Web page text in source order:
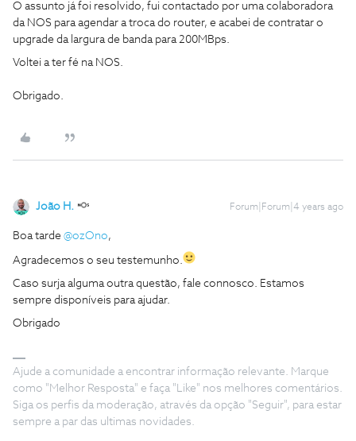
O assunto já foi resolvido, fui contactado por uma colaboradora
da NOS para agendar a troca do router, e acabei de contratar o
upgrade da largura de banda para 200MBps.
Voltei a ter fé na NOS.
Obrigado.
João H. Forum|Forum|4 years ago
Boa tarde @ozOno,
Agradecemos o seu testemunho.
Caso surja alguma outra questão, fale connosco. Estamos
sempre disponíveis para ajudar.
Obrigado
Ajude a comunidade a encontrar informação relevante. Marque
como "Melhor Resposta" e faça "Like" nos melhores comentários.
Siga os perfis da moderação, através da opção "Seguir", para estar
sempre a par das ultimas novidades.